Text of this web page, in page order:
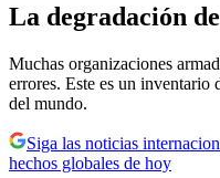
La degradación
Muchas organizaciones
errores. Este es un inventario
del mundo.
Siga las noticias
hechos globales de hoy